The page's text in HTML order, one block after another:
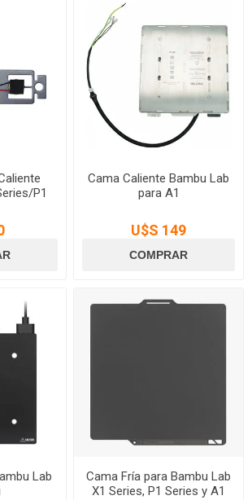
P1
Cama Caliente Bambu Lab
para A1
U$S 149
Lab
Cama Fría para Bambu Lab
X1 Series, P1 Series y A1